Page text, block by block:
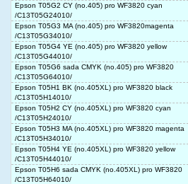
Epson T05G2 CY (no.405) pro WF3820 cyan
/C13T05G24010/
Epson T05G3 MA (no.405) pro WF3820magenta
/C13T05G34010/
Epson T05G4 YE (no.405) pro WF3820 yellow
/C13T05G44010/
Epson T05G6 sada CMYK (no.405) pro WF3820
/C13T05G64010/
Epson T05H1 BK (no.405XL) pro WF3820 black
/C13T05H14010/
Epson T05H2 CY (no.405XL) pro WF3820 cyan
/C13T05H24010/
Epson T05H3 MA (no.405XL) pro WF3820 magenta
/C13T05H34010/
Epson T05H4 YE (no.405XL) pro WF3820 yellow
/C13T05H44010/
Epson T05H6 sada CMYK (no.405XL) pro WF3820
/C13T05H64010/